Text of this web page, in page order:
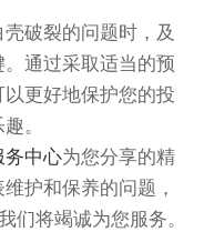
破裂的问题时，及
通过采取适当的预
更好地保护您的投
。
务中心为您分享的精
护和保养的问题，
们将竭诚为您服务。